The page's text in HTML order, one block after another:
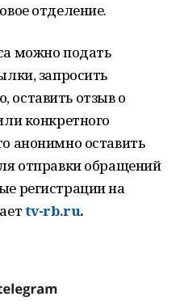
отделение.
можно подать
запросить
отзыв о
конкретного
анонимно оставить
отправки обращений
регистрации на
tv-rb.ru.